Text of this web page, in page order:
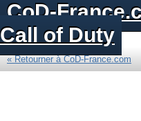
CoD-
Call of Duty
« Retourner à CoD-France.com